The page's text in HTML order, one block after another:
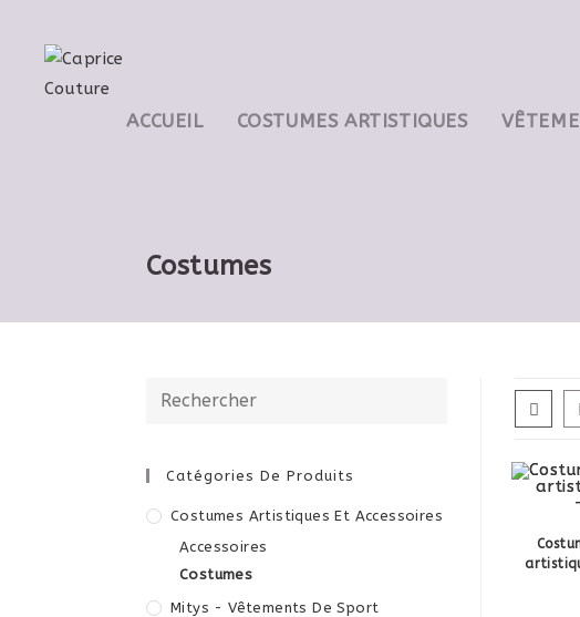
ACCUEIL COSTUMES ARTISTIQUES
Costumes
Catégories De Produits
Costumes Artistiques Et Accessoires
Accessoires
Costumes
Mitys - Vêtements De Sport